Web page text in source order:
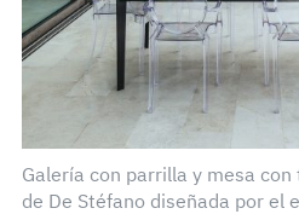
Galería con parrilla y mesa
de De Stéfano diseñada por el